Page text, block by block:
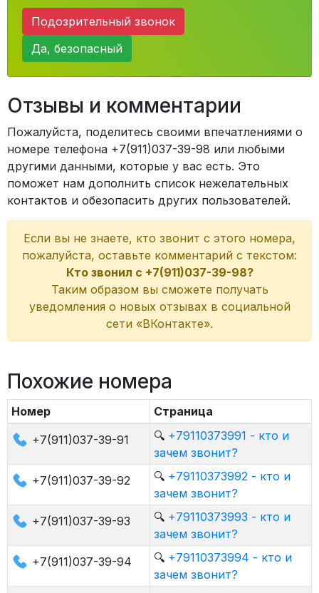
Подозрительный звонок
Да, безопасный
Отзывы и комментарии
Пожалуйста, поделитесь своими впечатлениями о
номере телефона +7(911)037-39-98 или любыми
другими данными, которые у вас есть. Это
поможет нам дополнить список нежелательных
контактов и обезопасить других пользователей.
Если вы не знаете, кто звонит с этого номера,
пожалуйста, оставьте комментарий с текстом:
Кто звонил с +7(911)037-39-98?
Таким образом вы сможете получать
уведомления о новых отзывах в социальной
сети «ВКонтакте».
Похожие номера
Номер
Страница
+7(911)037-39-91
🔍 +79110373991 - кто и
зачем звонит?
+7(911)037-39-92
🔍 +79110373992 - кто и
зачем звонит?
+7(911)037-39-93
🔍 +79110373993 - кто и
зачем звонит?
+7(911)037-39-94
🔍 +79110373994 - кто и
зачем звонит?